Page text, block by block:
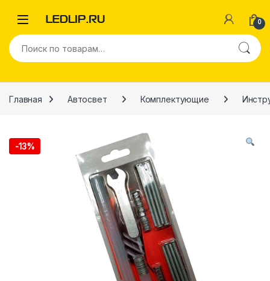
0
Искать:
Главная Автосвет Комплектующие
-13%